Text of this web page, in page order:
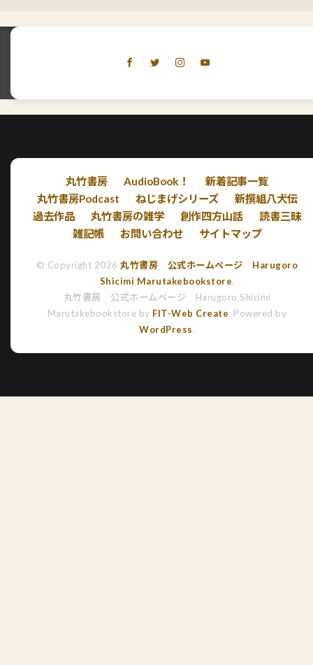
丸竹書房 AudioBook！
新着記事一覧
丸竹書房Podcast
ねじまげシリーズ
新撰組八犬伝
過去作品
丸竹書房の雑学 創作四方山話
読書三昧
雑記帳
お問い合わせ サイトマップ
© Copyright 2026丸竹書房 公式ホームページ Harugoro
Shicimi Marutakebookstore.
丸竹書房 公式ホームページ Harugoro Shicimi
Marutakebookstore by FIT-Web Create. Powered by
WordPress.